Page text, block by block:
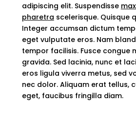
adipiscing elit. Suspendisse
pharetra scelerisque. Quisque
Integer accumsan dictum
eget vulputate eros. Nam
tempor facilisis. Fusce congue
gravida. Sed lacinia, nunc et
eros ligula viverra metus, sed
nec dolor. Aliquam erat tellus,
eget, faucibus fringilla diam.